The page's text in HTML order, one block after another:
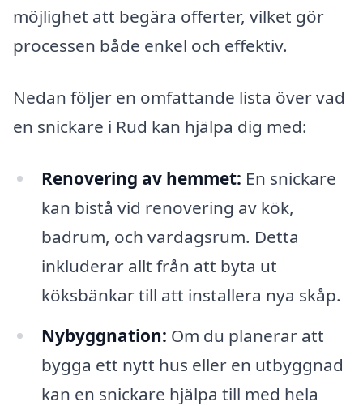
möjlighet att begära offerter, vilket gör
processen både enkel och effektiv.
Nedan följer en omfattande lista över vad
en snickare i Rud kan hjälpa dig med:
Renovering av hemmet: En snickare
kan bistå vid renovering av kök,
badrum, och vardagsrum. Detta
inkluderar allt från att byta ut
köksbänkar till att installera nya skåp.
Nybyggnation: Om du planerar att
bygga ett nytt hus eller en utbyggnad
kan en snickare hjälpa till med hela